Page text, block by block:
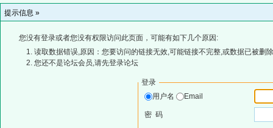
提示信息 »
您没有登录或者您没有权限访问此页面，可能有如下几个原因:
读取数据错误,原因：您要访问的链接无效,可能链接不完整,或数据已被删
您还不是论坛会员,请先登录论坛
登录
用户名
Email
密 码